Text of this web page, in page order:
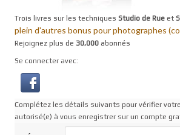
Trois livres sur les techniques Studio de Rue et
plein d'autres bonus pour photographes
Rejoignez plus de 30,000 abonnés
Se connecter avec:
Complétez les détails suivants pour vérifier
autorisé(e) à vous enregistrer sur un compte